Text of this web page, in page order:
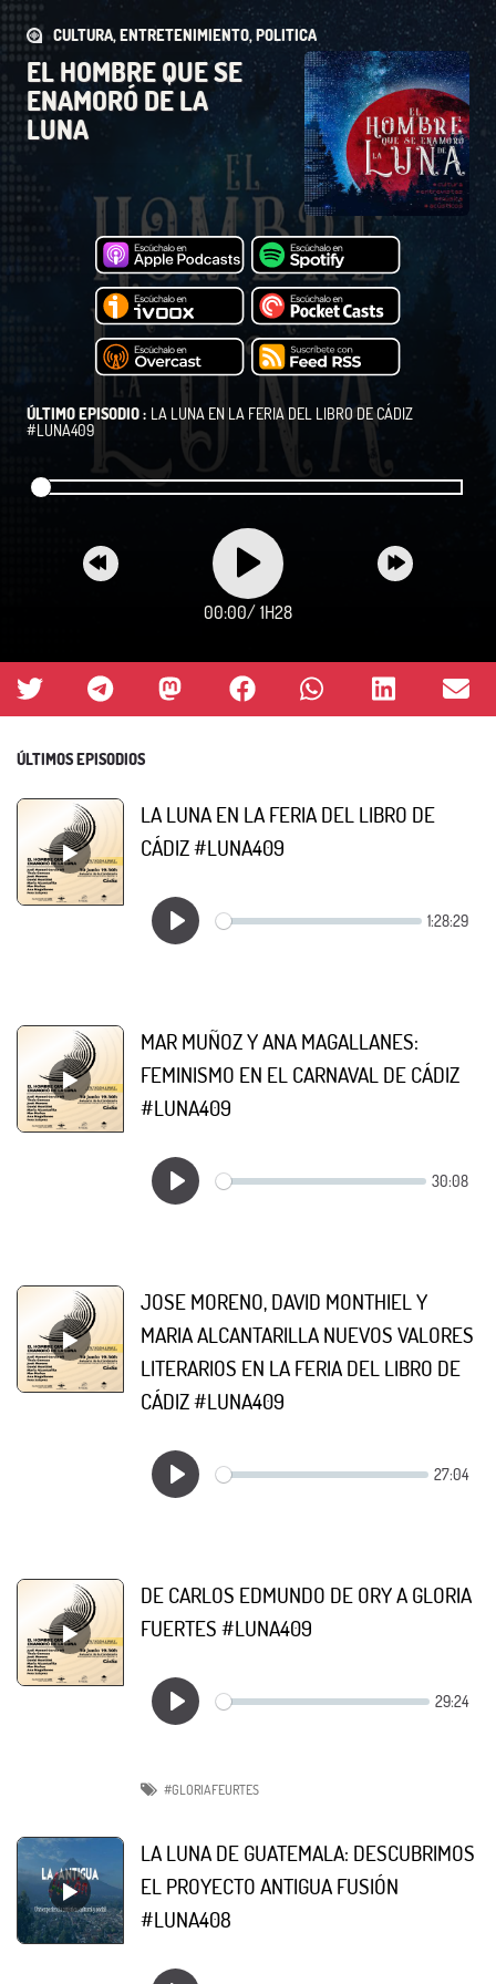
CULTURA, ENTRETENIMIENTO, POLITICA
EL HOMBRE QUE SE
ENAMORÓ DE LA
LUNA
ÚLTIMO EPISODIO : LA LUNA EN LA FERIA DEL LIBRO DE CÁDIZ
#LUNA409
00:00/ 1H28
ÚLTIMOS EPISODIOS
LA LUNA EN LA FERIA DEL LIBRO DE
CÁDIZ #LUNA409
MAR MUÑOZ Y ANA MAGALLANES:
FEMINISMO EN EL CARNAVAL DE CÁDIZ
#LUNA409
JOSE MORENO, DAVID MONTHIEL Y
MARIA ALCANTARILLA NUEVOS VALORES
LITERARIOS EN LA FERIA DEL LIBRO DE
CÁDIZ #LUNA409
DE CARLOS EDMUNDO DE ORY A GLORIA
FUERTES #LUNA409
#GLORIAFEURTES
LA LUNA DE GUATEMALA: DESCUBRIMOS
EL PROYECTO ANTIGUA FUSIÓN
#LUNA408